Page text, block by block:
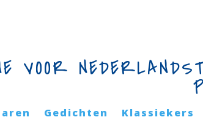
Gedichten Klassiekers